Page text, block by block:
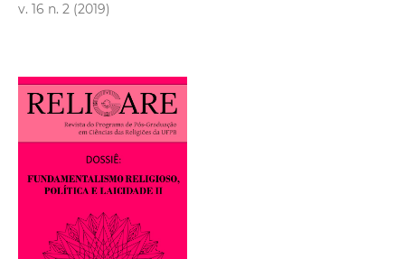
v. 16 n. 2 (2019)